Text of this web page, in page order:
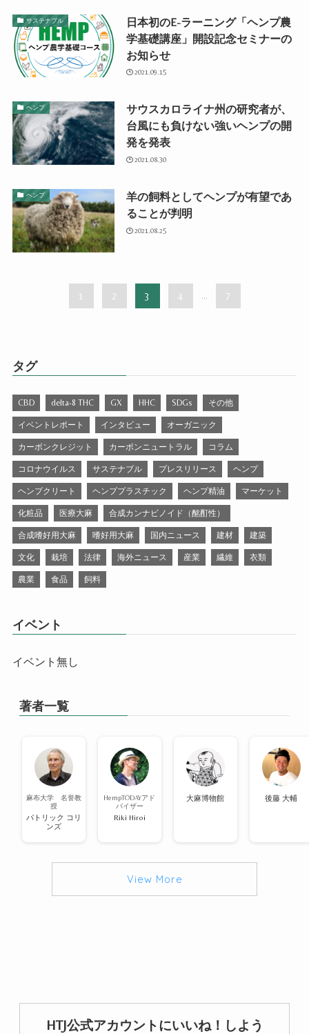
サステナブル
日本初のE-ラーニング「ヘンプ農
学基礎講座」開設記念セミナーの
お知らせ
2021.09.15
ヘンプ
サウスカロライナ州の研究者が、
台風にも負けない強いヘンプの開
発を発表
2021.08.30
ヘンプ
羊の飼料としてヘンプが有望であ
ることが判明
2021.08.25
1 2 3 4 7
タグ
CBD delta-8 THC GX HHC SDGs その他
イベントレポート インタビュー オーガニック
カーボンクレジット カーボンニュートラル コラム
コロナウイルス サステナブル プレスリリース ヘンプ
ヘンプクリート ヘンププラスチック ヘンプ精油 マーケット
化粧品 医療大麻 合成カンナビノイド（酩酊性）
合成嗜好用大麻 嗜好用大麻 国内ニュース 建材 建築
文化 栽培 法律 海外ニュース 産業 繊維 衣類
農業 食品 飼料
イベント
イベント無し
著者一覧
麻布大学 名誉教
授
パトリック コリ
ンズ
HempTODAYアド
バイザー
Riki Hiroi
大麻博物館 後藤 大輔
View More
HTJ公式アカウントにいいね！しよう